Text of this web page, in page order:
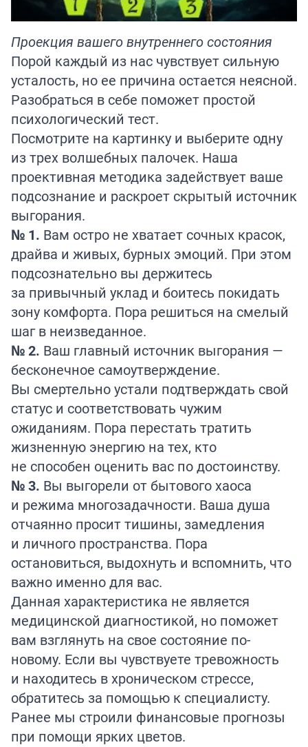
Проекция вашего внутреннего состояния
Порой каждый из нас чувствует сильную
усталость, но ее причина остается неясной.
Разобраться в себе поможет простой
психологический тест.
Посмотрите на картинку и выберите одну
из трех волшебных палочек. Наша
проективная методика задействует ваше
подсознание и раскроет скрытый источник
выгорания.
№ 1. Вам остро не хватает сочных красок,
драйва и живых, бурных эмоций. При этом
подсознательно вы держитесь
за привычный уклад и боитесь покидать
зону комфорта. Пора решиться на смелый
шаг в неизведанное.
№ 2. Ваш главный источник выгорания —
бесконечное самоутверждение.
Вы смертельно устали подтверждать свой
статус и соответствовать чужим
ожиданиям. Пора перестать тратить
жизненную энергию на тех, кто
не способен оценить вас по достоинству.
№ 3. Вы выгорели от бытового хаоса
и режима многозадачности. Ваша душа
отчаянно просит тишины, замедления
и личного пространства. Пора
остановиться, выдохнуть и вспомнить, что
важно именно для вас.
Данная характеристика не является
медицинской диагностикой, но поможет
вам взглянуть на свое состояние по-
новому. Если вы чувствуете тревожность
и находитесь в хроническом стрессе,
обратитесь за помощью к специалисту.
Ранее мы строили финансовые прогнозы
при помощи ярких цветов.